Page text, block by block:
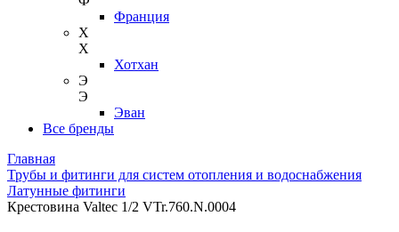
Франция
Х
Х
Хотхан
Э
Э
Эван
Все бренды
Главная
Трубы и фитинги для систем отопления и водоснабжения
Латунные фитинги
Крестовина Valtec 1/2 VTr.760.N.0004